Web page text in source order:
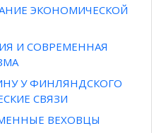
ЭКОНОМИЧЕСКОЙ
И СОВРЕМЕННАЯ
У ФИНЛЯНДСКОГО
СВЯЗИ
ВЕХОВЦЫ